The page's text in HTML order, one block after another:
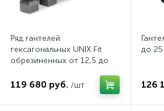
Ряд гантелей
гексагональных UNIX Fit
обрезиненных от 12,5 до
119 680 руб. /шт
до 25
126